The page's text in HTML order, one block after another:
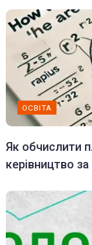
ОСВІТА
Як обчислити
керівництво